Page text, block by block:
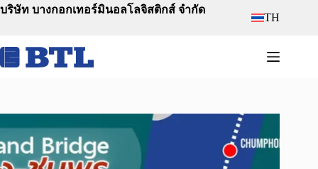
Skip
บริษัท บางกอกเทอร์มินอลโลจิสติกส์ จำกัด
TH